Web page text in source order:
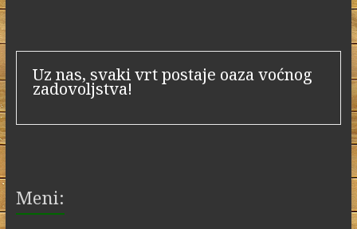
Uz nas, svaki vrt postaje oaza voćnog
zadovoljstva!
Meni: